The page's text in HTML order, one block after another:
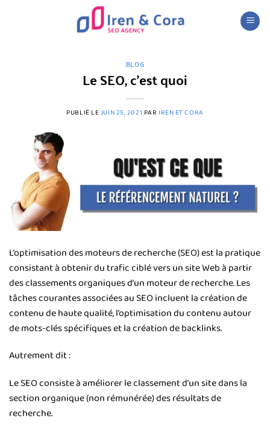
BLOG
Le SEO, c’est quoi
PUBLIÉ LEJUIN 25, 2021 PAR IREN ET CORA
L’optimisation des moteurs de recherche (SEO) est la pratique
consistant à obtenir du trafic ciblé vers un site Web à partir
des classements organiques d’un moteur de recherche. Les
tâches courantes associées au SEO incluent la création de
contenu de haute qualité, l’optimisation du contenu autour
de mots-clés spécifiques et la création de backlinks.
Autrement dit :
Le SEO consiste à améliorer le classement d’un site dans la
section organique (non rémunérée) des résultats de
recherche.